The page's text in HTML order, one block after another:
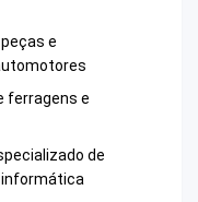
e
ferragens e
de